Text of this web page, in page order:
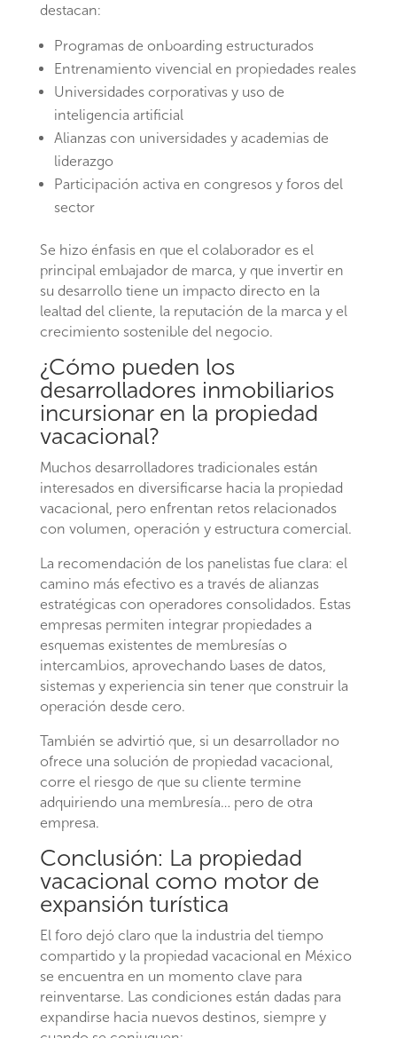
destacan:
Programas de onboarding estructurados
Entrenamiento vivencial en propiedades reales
Universidades corporativas y uso de
inteligencia artificial
Alianzas con universidades y academias de
liderazgo
Participación activa en congresos y foros del
sector
Se hizo énfasis en que el colaborador es el
principal embajador de marca, y que invertir en
su desarrollo tiene un impacto directo en la
lealtad del cliente, la reputación de la marca y el
crecimiento sostenible del negocio.
¿Cómo pueden los
desarrolladores inmobiliarios
incursionar en la propiedad
vacacional?
Muchos desarrolladores tradicionales están
interesados en diversificarse hacia la propiedad
vacacional, pero enfrentan retos relacionados
con volumen, operación y estructura comercial.
La recomendación de los panelistas fue clara: el
camino más efectivo es a través de alianzas
estratégicas con operadores consolidados. Estas
empresas permiten integrar propiedades a
esquemas existentes de membresías o
intercambios, aprovechando bases de datos,
sistemas y experiencia sin tener que construir la
operación desde cero.
También se advirtió que, si un desarrollador no
ofrece una solución de propiedad vacacional,
corre el riesgo de que su cliente termine
adquiriendo una membresía… pero de otra
empresa.
Conclusión: La propiedad
vacacional como motor de
expansión turística
El foro dejó claro que la industria del tiempo
compartido y la propiedad vacacional en México
se encuentra en un momento clave para
reinventarse. Las condiciones están dadas para
expandirse hacia nuevos destinos, siempre y